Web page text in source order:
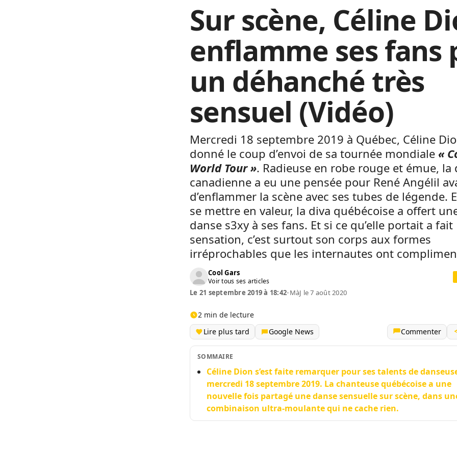
Sur scène, Céline
enflamme ses fans
un déhanché très
sensuel (Vidéo)
Mercredi 18 septembre 2019 à Québec, Céline
donné le coup d’envoi de sa tournée mondiale «
World Tour ». Radieuse en robe rouge et émue, la
canadienne a eu une pensée pour René Angélil
d’enflammer la scène avec ses tubes de légende.
se mettre en valeur, la diva québécoise a offert
danse s3xy à ses fans. Et si ce qu’elle portait a fait
sensation, c’est surtout son corps aux formes
irréprochables que les internautes ont
Cool Gars
Voir tous ses articles
Le 21 septembre 2019 à 18:42•MàJ le 7 août 2020
2 min de lecture
Lire plus tard
Google News Commenter
SOMMAIRE
Céline Dion s’est faite remarquer pour ses talents de
mercredi 18 septembre 2019. La chanteuse québécoise a une
nouvelle fois partagé une danse sensuelle sur scène, dans
combinaison ultra-moulante qui ne cache rien.